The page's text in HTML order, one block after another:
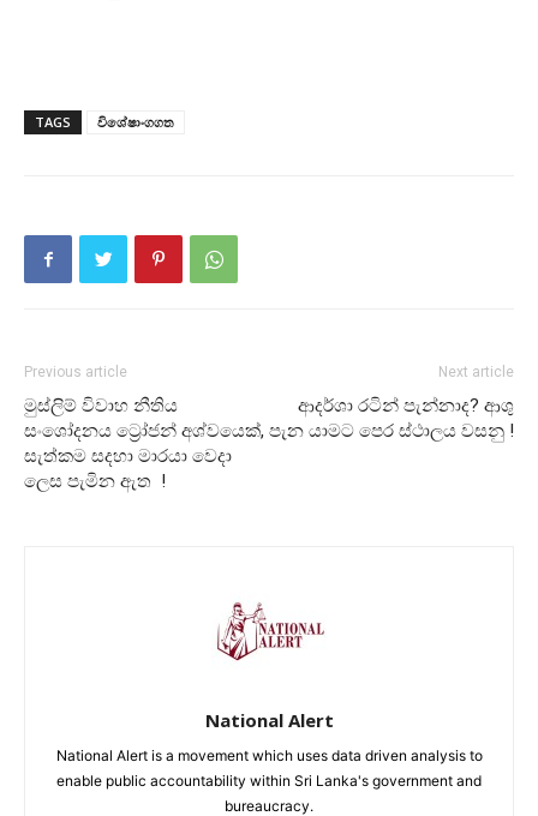
TAGS විශේෂාංගගත
Previous article
මුස්ලිම් විවාහ නීතිය
සංශෝදනය ට්‍රෝජන් අශ්වයෙක්,
සැත්කම සදහා මාරයා වෙදා
ලෙස පැමින ඇත !
Next article
ආදර්ශා රටින් පැන්නාද? ආශු
පැන යාමට පෙර ස්ථාලය වසනු !
National Alert
National Alert is a movement which uses data driven analysis to
enable public accountability within Sri Lanka's government and
bureaucracy.